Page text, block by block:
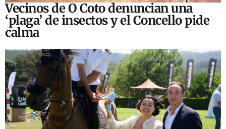
Vecinos de O Coto denuncian una
‘plaga’ de insectos y el Concello pide
calma